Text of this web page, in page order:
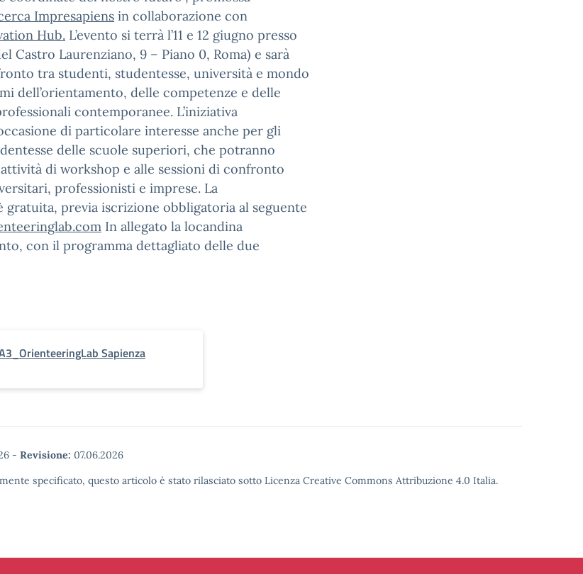
Impresapiens in collaborazione con
Hub. L’evento si terrà l’11 e 12 giugno presso
Castro Laurenziano, 9 – Piano 0, Roma) e sarà
tra studenti, studentesse, università e mondo
dell’orientamento, delle competenze e delle
contemporanee. L’iniziativa
di particolare interesse anche per gli
delle scuole superiori, che potranno
di workshop e alle sessioni di confronto
professionisti e imprese. La
gratuita, previa iscrizione obbligatoria al seguente
In allegato la locandina
con il programma dettagliato delle due
Sapienza
- Revisione: 07.06.2026
specificato, questo articolo è stato rilasciato sotto Licenza Creative Commons Attribuzione 4.0 Italia.